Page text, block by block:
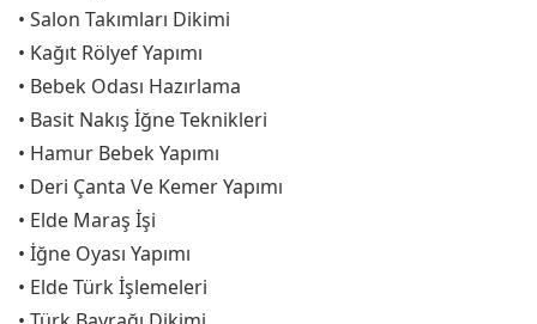
• Salon Takımları Dikimi
• Kağıt Rölyef Yapımı
• Bebek Odası Hazırlama
• Basit Nakış İğne Teknikleri
• Hamur Bebek Yapımı
• Deri Çanta Ve Kemer Yapımı
• Elde Maraş İşi
• İğne Oyası Yapımı
• Elde Türk İşlemeleri